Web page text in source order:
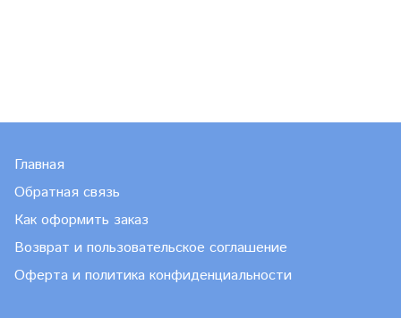
Главная
Обратная связь
Как оформить заказ
Возврат и пользовательское соглашение
Оферта и политика конфиденциальности